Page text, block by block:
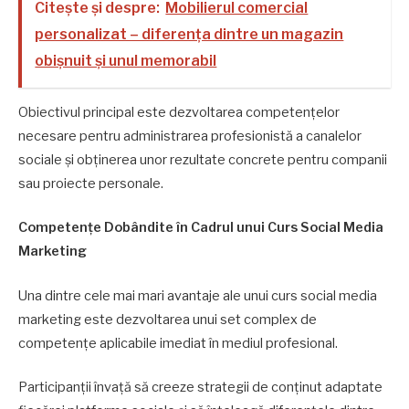
Citește și despre: Mobilierul comercial
personalizat – diferența dintre un magazin
obișnuit și unul memorabil
Obiectivul principal este dezvoltarea competențelor
necesare pentru administrarea profesionistă a canalelor
sociale și obținerea unor rezultate concrete pentru companii
sau proiecte personale.
Competențe Dobândite în Cadrul unui Curs Social Media
Marketing
Una dintre cele mai mari avantaje ale unui curs social media
marketing este dezvoltarea unui set complex de
competențe aplicabile imediat în mediul profesional.
Participanții învață să creeze strategii de conținut adaptate